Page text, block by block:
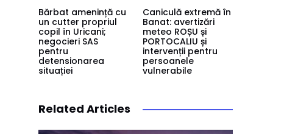
Bărbat amenință cu
un cutter propriul
copil în Uricani;
negocieri SAS
pentru
detensionarea
situației
Caniculă extremă în
Banat: avertizări
meteo ROȘU și
PORTOCALIU și
intervenții pentru
persoanele
vulnerabile
Related Articles